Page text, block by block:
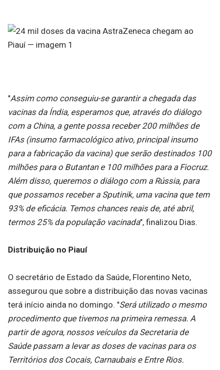
"Assim como conseguiu-se garantir a chegada das
vacinas da Índia, esperamos que, através do diálogo
com a China, a gente possa receber 200 milhões de
IFAs (insumo farmacológico ativo, principal insumo
para a fabricação da vacina) que serão destinados 100
milhões para o Butantan e 100 milhões para a Fiocruz.
Além disso, queremos o diálogo com a Rússia, para
que possamos receber a Sputinik, uma vacina que tem
93% de eficácia. Temos chances reais de, até abril,
termos 25% da população vacinada", finalizou Dias.
Distribuição no Piauí
O secretário de Estado da Saúde, Florentino Neto,
assegurou que sobre a distribuição das novas vacinas
terá início ainda no domingo. "Será utilizado o mesmo
procedimento que tivemos na primeira remessa. A
partir de agora, nossos veículos da Secretaria de
Saúde passam a levar as doses de vacinas para os
Territórios dos Cocais, Carnaubais e Entre Rios.